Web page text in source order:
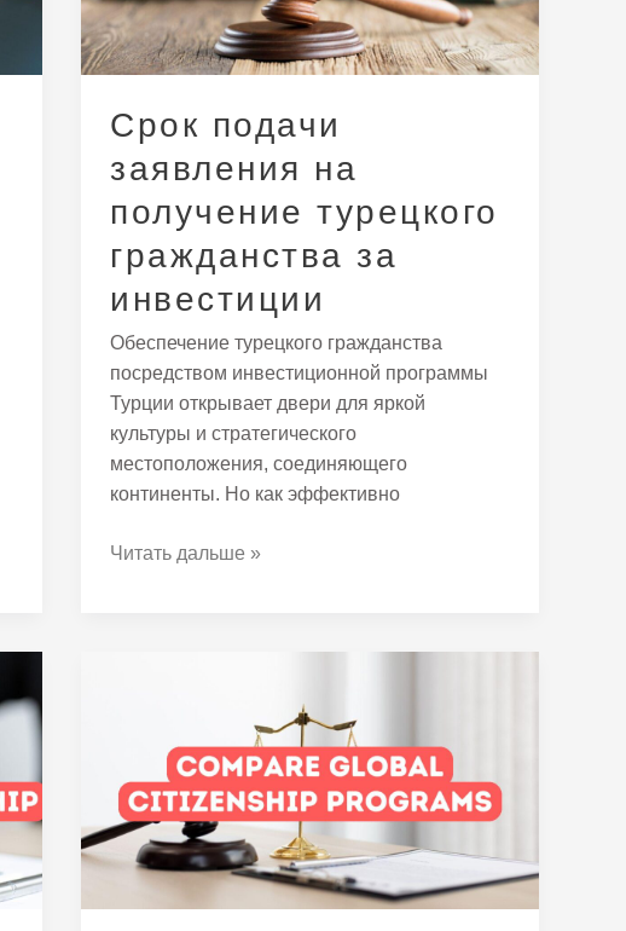
Срок подачи
заявления на
получение турецкого
гражданства за
инвестиции
Обеспечение турецкого гражданства
посредством инвестиционной программы
Турции открывает двери для яркой
культуры и стратегического
местоположения, соединяющего
континенты. Но как эффективно
турецкого
гражданства
за
Читать дальше »
Турции
за
инвестиции
с
другими
странами